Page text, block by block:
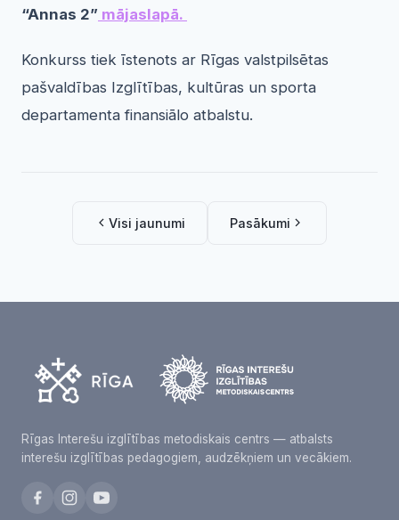
“Annas 2” mājaslapā.
Konkurss tiek īstenots ar Rīgas valstpilsētas
pašvaldības Izglītības, kultūras un sporta
departamenta finansiālo atbalstu.
Visi jaunumi Pasākumi
Rīgas Interešu izglītības metodiskais centrs — atbalsts
interešu izglītības pedagogiem, audzēkņiem un vecākiem.